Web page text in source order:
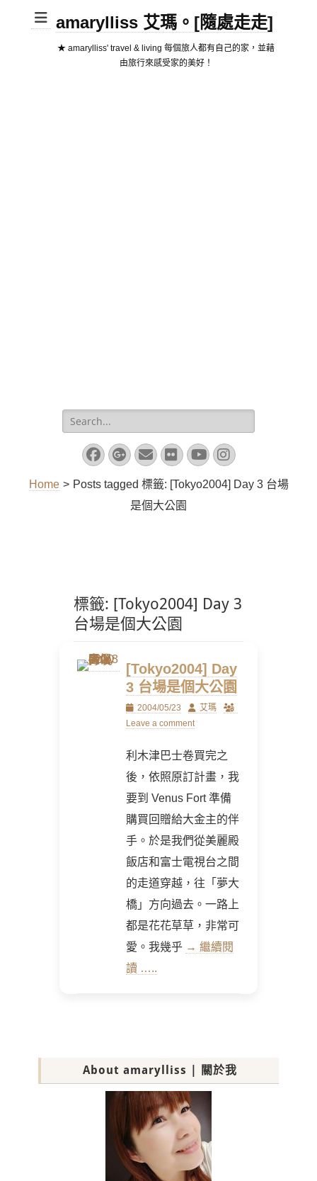
amarylliss 艾瑪。[隨處走走]
★ amarylliss' travel & living 每個旅人都有自己的家，並藉
由旅行來感受家的美好！
Search
for:
Facebook
Googleplus
EmailFlickrYouTube
Instagram
Home > Posts tagged 標籤: [Tokyo2004] Day 3 台場
是個大公園
標籤: [Tokyo2004] Day 3
台場是個大公園
[Tokyo2004] Day
3 台場是個大公園
Posted
on
2004/05/23 Author
艾瑪
Leave a comment
利木津巴士卷買完之
後，依照原訂計畫，我
要到 Venus Fort 準備
購買回贈給大金主的伴
手。於是我們從美麗殿
飯店和富士電視台之間
的走道穿越，往「夢大
橋」方向過去。一路上
都是花花草草，非常可
愛。我幾乎 → 繼續閱
讀 …..
About amarylliss | 關於我